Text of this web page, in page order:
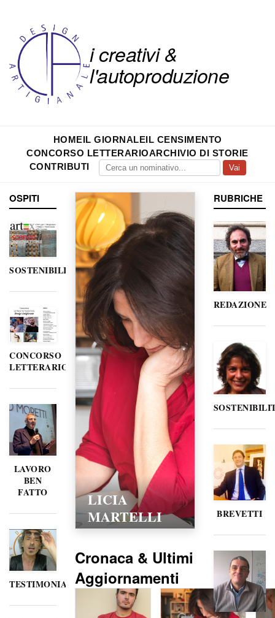
i creativi &
l'autoproduzione
HOMEIL GIORNALEIL CENSIMENTO
CONCORSO LETTERARIOARCHIVIO DI STORIE
CONTRIBUTI
Vai
OSPITI
SOSTENIBILITÀ
CONCORSO
LETTERARIO
LAVORO
BEN
FATTO
TESTIMONIANZE
LICIA
MARTELLI
Cronaca & Ultimi
Aggiornamenti
RUBRICHE
REDAZIONE
BREVETTI